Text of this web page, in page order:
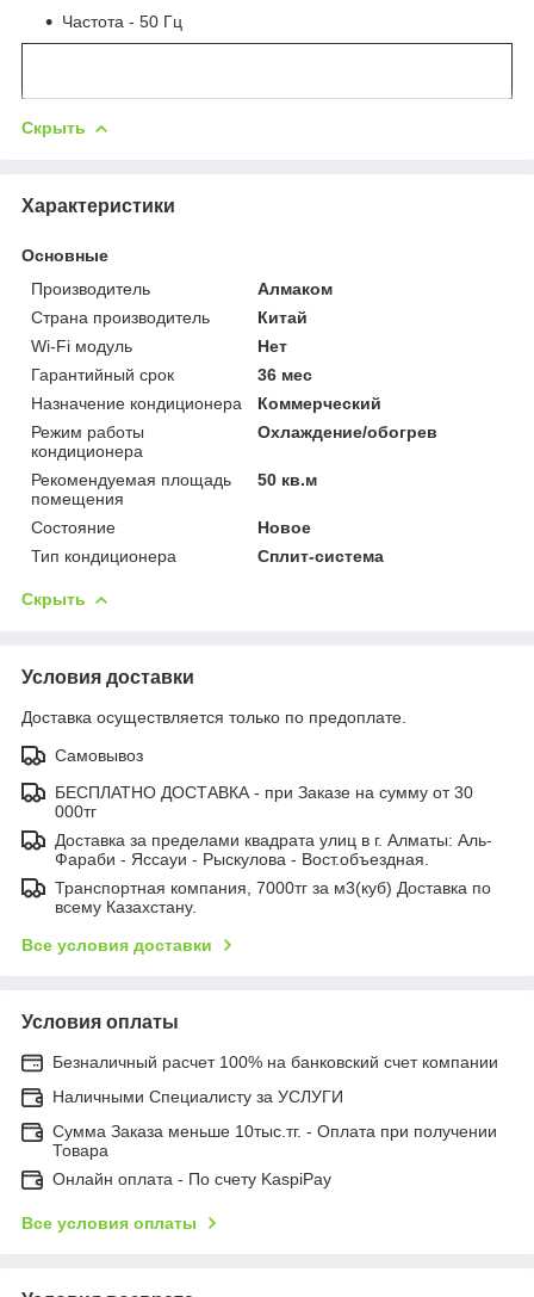
Частота - 50 Гц
Скрыть
Характеристики
Основные
Производитель
Алмаком
Страна производитель
Китай
Wi-Fi модуль
Нет
Гарантийный срок
36 мес
Назначение кондиционера
Коммерческий
Режим работы
кондиционера
Охлаждение/обогрев
Рекомендуемая площадь
помещения
50 кв.м
Состояние
Новое
Тип кондиционера
Сплит-система
Скрыть
Условия доставки
Доставка осуществляется только по предоплате.
Самовывоз
БЕСПЛАТНО ДОСТАВКА - при Заказе на сумму от 30
000тг
Доставка за пределами квадрата улиц в г. Алматы: Аль-
Фараби - Яссауи - Рыскулова - Вост.объездная.
Транспортная компания, 7000тг за м3(куб) Доставка по
всему Казахстану.
Все условия доставки
Условия оплаты
Безналичный расчет 100% на банковский счет компании
Наличными Специалисту за УСЛУГИ
Сумма Заказа меньше 10тыс.тг. - Оплата при получении
Товара
Онлайн оплата - По счету KaspiPay
Все условия оплаты